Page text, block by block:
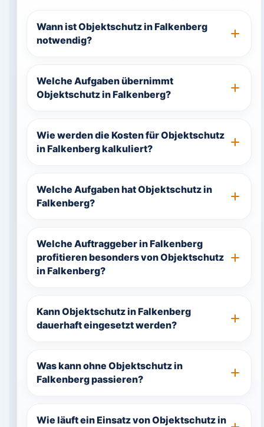
Wann ist Objektschutz in Falkenberg
notwendig?
Welche Aufgaben übernimmt
Objektschutz in Falkenberg?
Wie werden die Kosten für Objektschutz
in Falkenberg kalkuliert?
Welche Aufgaben hat Objektschutz in
Falkenberg?
Welche Auftraggeber in Falkenberg
profitieren besonders von Objektschutz
in Falkenberg?
Kann Objektschutz in Falkenberg
dauerhaft eingesetzt werden?
Was kann ohne Objektschutz in
Falkenberg passieren?
Wie läuft ein Einsatz von Objektschutz in